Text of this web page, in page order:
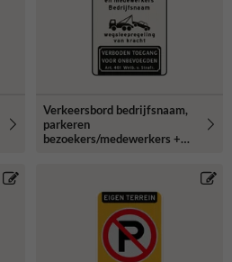
Verkeersbord bedrijfsnaam,
parkeren
bezoekers/medewerkers +